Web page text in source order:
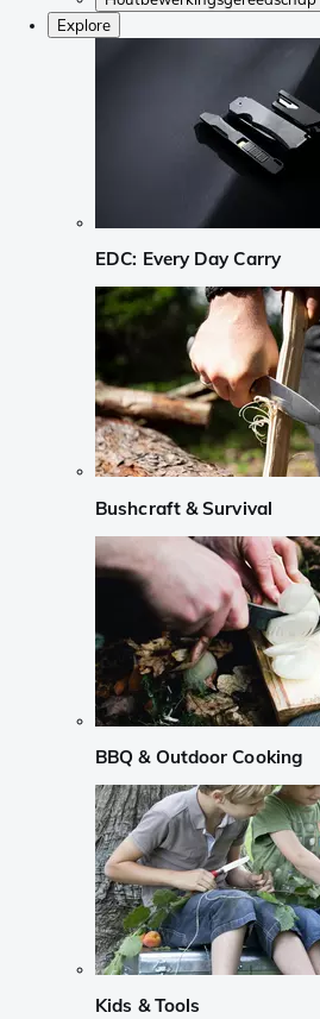
Explore
EDC: Every Day Carry
Bushcraft & Survival
BBQ & Outdoor Cooking
Kids & Tools